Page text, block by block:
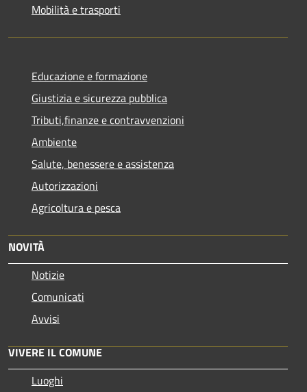
Mobilità e trasporti
Educazione e formazione
Giustizia e sicurezza pubblica
Tributi,finanze e contravvenzioni
Ambiente
Salute, benessere e assistenza
Autorizzazioni
Agricoltura e pesca
NOVITÀ
Notizie
Comunicati
Avvisi
VIVERE IL COMUNE
Luoghi